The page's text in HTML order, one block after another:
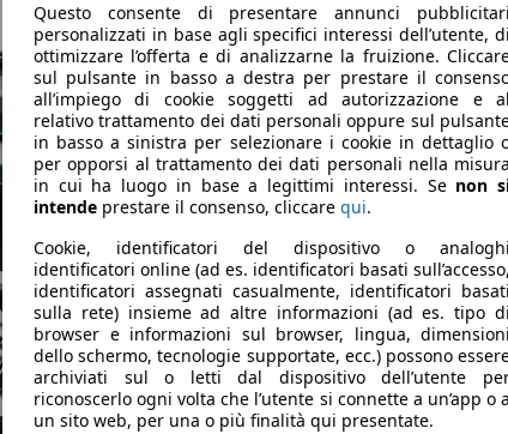
Questo consente di presentare annunci pubblicitari
personalizzati in base agli specifici interessi dell’utente, di
ottimizzare l’offerta e di analizzarne la fruizione.
sul pulsante in basso a destra per prestare il
all’impiego di cookie soggetti ad autorizzazione e al
relativo trattamento dei dati personali oppure sul
in basso a sinistra per selezionare i cookie in dettaglio
per opporsi al trattamento dei dati personali nella misura
in cui ha luogo in base a legittimi interessi. Se non
intende prestare il consenso, cliccare qui.
Cookie, identificatori del dispositivo o analoghi
identificatori online (ad es. identificatori basati sull’accesso,
identificatori assegnati casualmente, identificatori basati
sulla rete) insieme ad altre informazioni (ad es. tipo di
browser e informazioni sul browser, lingua, dimensioni
dello schermo, tecnologie supportate, ecc.) possono
archiviati sul o letti dal dispositivo dell’utente
riconoscerlo ogni volta che l’utente si connette a un’app o a
un sito web, per una o più finalità qui presentate.